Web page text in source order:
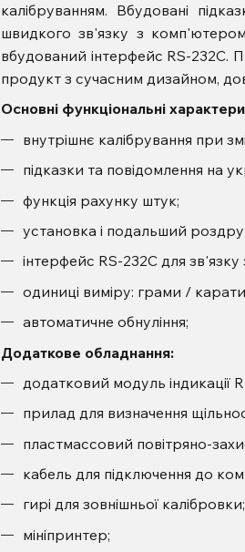
калібруванням. Вбудовані
швидкого зв'язку з
вбудований інтерфейс RS-232C.
продукт з сучасним дизайном,
Основні функціональні
внутрішнє калібрування при
підказки та повідомлення на
функція рахунку штук;
установка і подальший
інтерфейс RS-232C для
одиниці виміру: грами /
автоматичне обнуління;
Додаткове обладнання:
додатковий модуль індикації
прилад для визначення
пластмассовий повітряно-
кабель для підключення до
гирі для зовнішньої калібровки;
мініпринтер;